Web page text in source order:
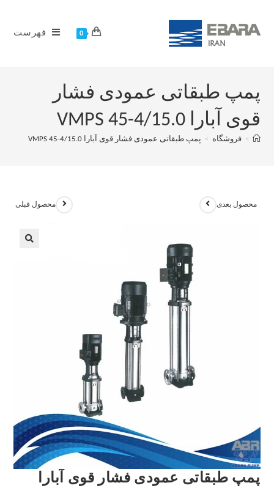
0 فهرست
پمپ طبقاتی عمودی فشار
قوی آبارا VMPS 45-4/15.0
> فروشگاه > پمپ طبقاتی عمودی فشار قوی آبارا VMPS 45-4/15.0
محصول قبلی محصول بعدی
پمپ طبقاتی عمودی فشار قوی آبارا